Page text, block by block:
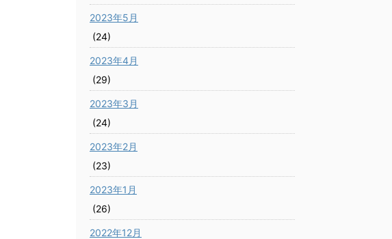
2023年5月
(24)
2023年4月
(29)
2023年3月
(24)
2023年2月
(23)
2023年1月
(26)
2022年12月